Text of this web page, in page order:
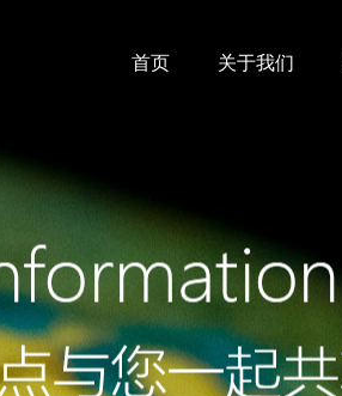
首页 关于我们